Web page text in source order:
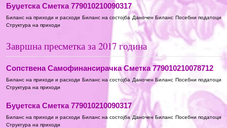
Буџетска Сметка 779010210090317
Биланс на приходи и расходи Биланс на состојба Даночен Биланс Посебни податоци
Структура на приходи
Завршна пресметка за 2017 година
Сопствена Самофинансирачка Сметка 779010210078712
Биланс на приходи и расходи Биланс на состојба Даночен Биланс Посебни податоци
Структура на приходи
Буџетска Сметка 779010210090317
Биланс на приходи и расходи Биланс на состојба Даночен Биланс Посебни податоци
Структура на приходи